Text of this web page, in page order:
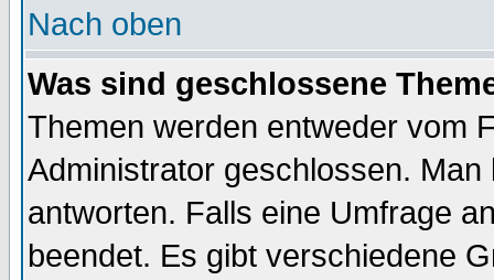
Nach oben
Was sind geschlossene
Themen werden entweder vom
Administrator geschlossen.
antworten. Falls eine Umfrage
beendet. Es gibt verschiedene